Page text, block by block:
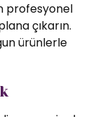
profesyonel
çıkarın.
ürünlerle